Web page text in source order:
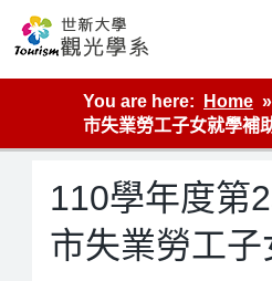
content
世新大學觀光學系網站
You are here:
Home
市失業勞工子女就學補
110學年度第
市失業勞工